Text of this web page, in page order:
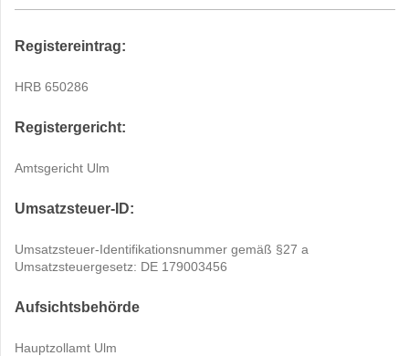
Registereintrag:
HRB 650286
Registergericht:
Amtsgericht Ulm
Umsatzsteuer-ID:
Umsatzsteuer-Identifikationsnummer gemäß §27 a
Umsatzsteuergesetz: DE 179003456
Aufsichtsbehörde
Hauptzollamt Ulm